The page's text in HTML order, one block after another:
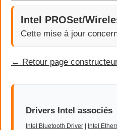
Intel PROSet/
Cette mise à jour
← Retour page
Drivers Intel associés
Intel Bluetooth Driver Intel